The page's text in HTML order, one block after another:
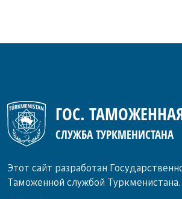
ГОС.
СЛУЖБА ТУРКМЕНИСТАНА
Этот сайт разработан
Таможенной службой Туркменистана.